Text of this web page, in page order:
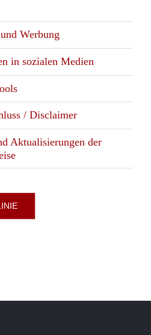
Werbung
in sozialen Medien
/ Disclaimer
Aktualisierungen der